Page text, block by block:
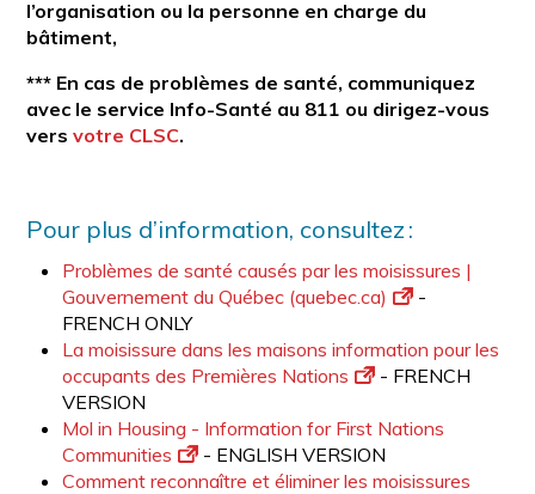
l’organisation ou la personne en charge du
bâtiment,
*** En cas de problèmes de santé, communiquez
avec le service Info-Santé au 811 ou dirigez-vous
versvotre CLSC.
Pour plus d’information, consultez :
Problèmes de santé causés par les moisissures |
Gouvernement du Québec (quebec.ca)
-
FRENCH ONLY
La moisissure dans les maisons information pour les
occupants des Premières Nations
- FRENCH
VERSION
Mol in Housing - Information for First Nations
Communities
- ENGLISH VERSION
Comment reconnaître et éliminer les moisissures